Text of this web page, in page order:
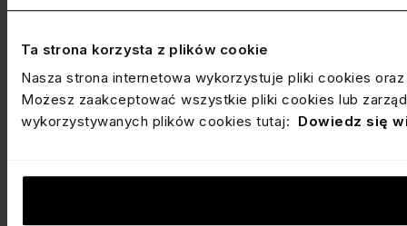
Ta strona korzysta z plików cookie
Nasza strona internetowa wykorzystuje pliki cookies
Możesz zaakceptować wszystkie pliki cookies lub
wykorzystywanych plików cookies tutaj: Dowiedz się